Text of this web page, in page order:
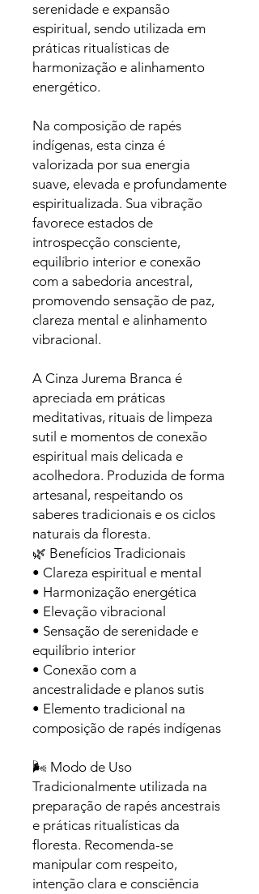
serenidade e expansão
espiritual, sendo utilizada em
práticas ritualísticas de
harmonização e alinhamento
energético.
Na composição de rapés
indígenas, esta cinza é
valorizada por sua energia
suave, elevada e profundamente
espiritualizada. Sua vibração
favorece estados de
introspecção consciente,
equilíbrio interior e conexão
com a sabedoria ancestral,
promovendo sensação de paz,
clareza mental e alinhamento
vibracional.
A Cinza Jurema Branca é
apreciada em práticas
meditativas, rituais de limpeza
sutil e momentos de conexão
espiritual mais delicada e
acolhedora. Produzida de forma
artesanal, respeitando os
saberes tradicionais e os ciclos
naturais da floresta.
🌿 Benefícios Tradicionais
• Clareza espiritual e mental
• Harmonização energética
• Elevação vibracional
• Sensação de serenidade e
equilíbrio interior
• Conexão com a
ancestralidade e planos sutis
• Elemento tradicional na
composição de rapés indígenas
🌬️ Modo de Uso
Tradicionalmente utilizada na
preparação de rapés ancestrais
e práticas ritualísticas da
floresta. Recomenda-se
manipular com respeito,
intenção clara e consciência